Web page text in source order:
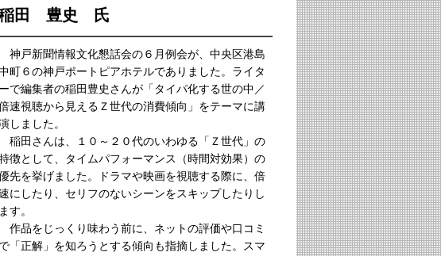
田 豊史 氏
神戸新聞情報文化懇話会の６月例会が、中央区港島
町６の神戸ポートピアホテルでありました。ライタ
ーで編集者の稲田豊史さんが「タイパ化する世の中／
速視聴から見えるＺ世代の消費傾向」をテーマに講
しました。
稲田さんは、１０～２０代のいわゆる「Ｚ世代」の
徴として、タイムパフォーマンス（時間対効果）の
先を挙げました。ドラマや映画を視聴する際に、倍
にしたり、セリフのないシーンをスキップしたりし
ます。
作品をじっくり味わう前に、ネットの評価や口コミ
で「正解」を知ろうとする傾向も指摘しました。スマ